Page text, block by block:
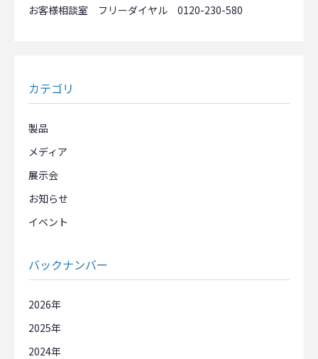
お客様相談室 フリーダイヤル 0120-230-580
カテゴリ
製品
メディア
展示会
お知らせ
イベント
バックナンバー
2026
2025
2024